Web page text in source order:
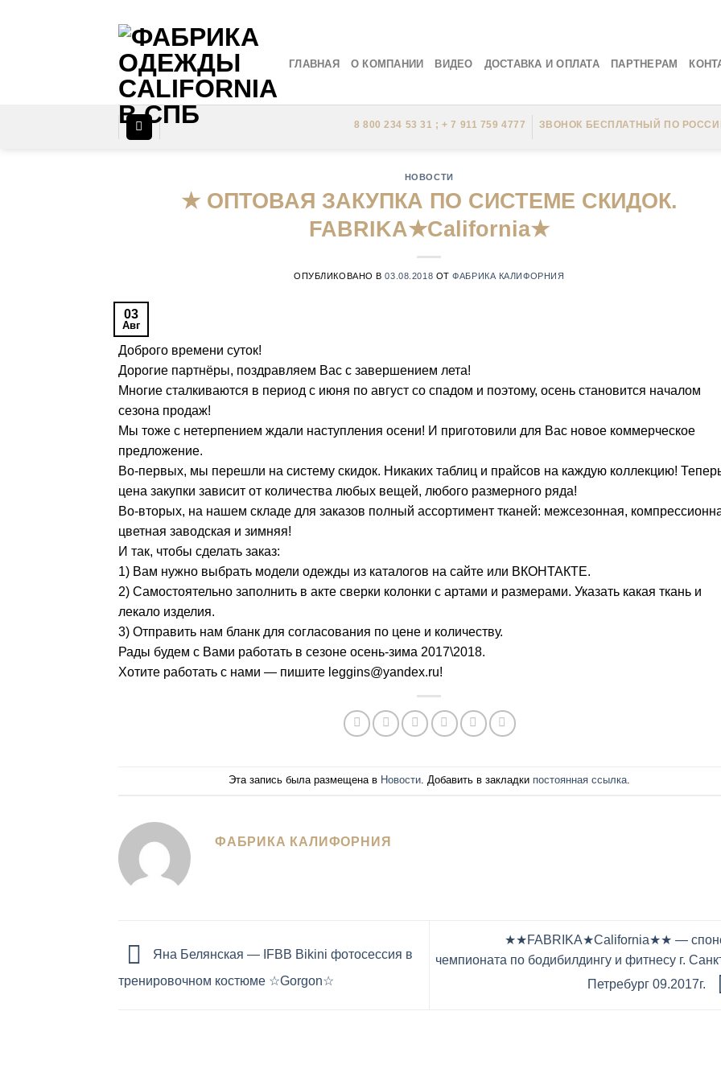
ГЛАВНАЯ О КОМПАНИИ ВИДЕО ДОСТАВКА И ОПЛАТА ПАРТНЕРАМ
8 800 234 53 31 ; + 7 911 759 4777 ЗВОНОК БЕСПЛАТНЫЙ ПО
НОВОСТИ
★ ОПТОВАЯ ЗАКУПКА ПО СИСТЕМЕ СКИДОК.
FABRIKA★California★
ОПУБЛИКОВАНО В03.08.2018 ОТФАБРИКА КАЛИФОРНИЯ
03
Авг
Доброго времени суток!
Дорогие партнёры, поздравляем Вас с завершением лета!
Многие сталкиваются в период с июня по август со спадом и поэтому, осень становится началом
сезона продаж!
Мы тоже с нетерпением ждали наступления осени! И приготовили для Вас новое коммерческое
предложение.
Во-первых, мы перешли на систему скидок. Никаких таблиц и прайсов на каждую коллекцию!
цена закупки зависит от количества любых вещей, любого размерного ряда!
Во-вторых, на нашем складе для заказов полный ассортимент тканей: межсезонная,
цветная заводская и зимняя!
И так, чтобы сделать заказ:
1) Вам нужно выбрать модели одежды из каталогов на сайте или ВКОНТАКТЕ.
2) Самостоятельно заполнить в акте сверки колонки с артами и размерами. Указать какая ткань и
лекало изделия.
3) Отправить нам бланк для согласования по цене и количеству.
Рады будем с Вами работать в сезоне осень-зима 2017\2018.
Хотите работать с нами — пишите leggins@yandex.ru!
Эта запись была размещена в Новости. Добавить в закладки постоянная ссылка.
ФАБРИКА КАЛИФОРНИЯ
Яна Белянская — IFBB Bikini фотосессия в
тренировочном костюме ☆Gorgon☆
★★FABRIKA★California★★ —
чемпионата по бодибилдингу и фитнесу г.
Петребург 09.2017г.